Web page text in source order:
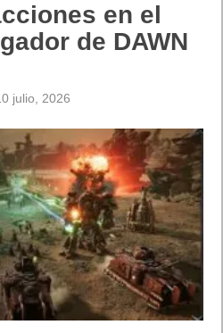
en el
de DAWN
julio, 2026